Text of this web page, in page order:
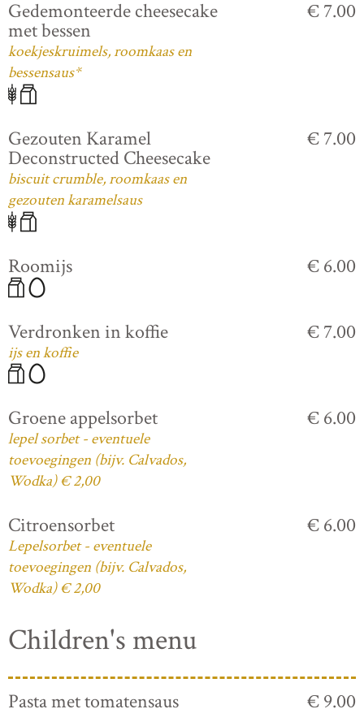
Gedemonteerde cheesecake
met bessen
koekjeskruimels, roomkaas en
bessensaus*
€ 7.00
Gezouten Karamel
Deconstructed Cheesecake
biscuit crumble, roomkaas en
gezouten karamelsaus
€ 7.00
Roomijs € 6.00
Verdronken in koffie
ijs en koffie
€ 7.00
Groene appelsorbet
lepel sorbet - eventuele
toevoegingen (bijv. Calvados,
Wodka) € 2,00
€ 6.00
Citroensorbet
Lepelsorbet - eventuele
toevoegingen (bijv. Calvados,
Wodka) € 2,00
€ 6.00
Children's menu
Pasta met tomatensaus € 9.00